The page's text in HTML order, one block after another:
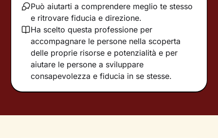
Può aiutarti a comprendere meglio te stesso
e ritrovare fiducia e direzione.
Ha scelto questa professione per
accompagnare le persone nella scoperta
delle proprie risorse e potenzialità e per
aiutare le persone a sviluppare
consapevolezza e fiducia in se stesse.